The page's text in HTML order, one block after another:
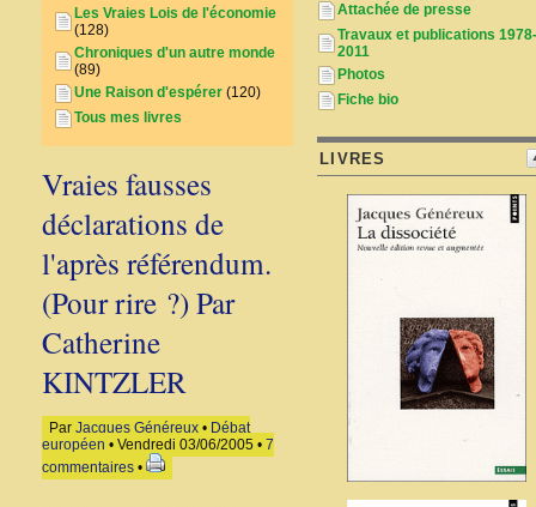
Les Vraies Lois de l'économie
(128)
Chroniques d'un autre monde
(89)
Une Raison d'espérer (120)
Tous mes livres
Vraies fausses
déclarations de
l'après référendum.
(Pour rire ?) Par
Catherine
KINTZLER
Par Jacques Généreux • Débat
européen • Vendredi 03/06/2005 • 7
commentaires •
Attachée de presse
Travaux et publications 1978-
2011
Photos
Fiche bio
LIVRES